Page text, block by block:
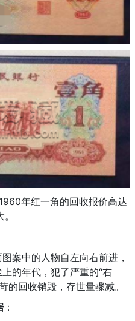
年红一角的回收报价高达
案中的人物自左向右前进，
的年代，犯了严重的“右
的回收销毁，存世量骤减。
：